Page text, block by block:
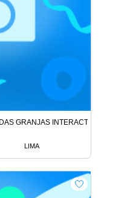
GRANJAS INTERACTIVAS,
LIMA